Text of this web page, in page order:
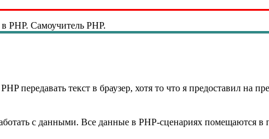
PHP. Самоучитель PHP.
передавать текст в браузер, хотя то что я предоставил
с данными. Все данные в PHP-сценариях помещаются в